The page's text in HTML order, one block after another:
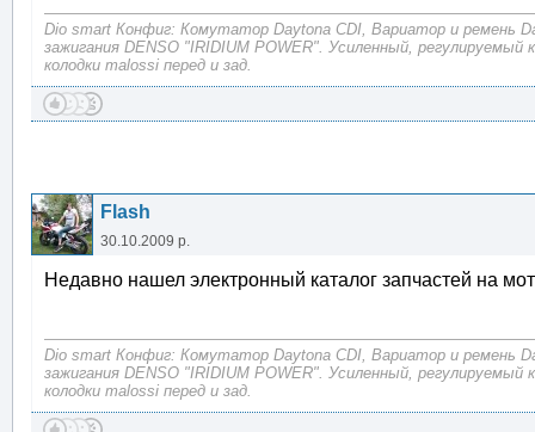
Dio smart Конфиг: Комутатор Daytona CDI, Вариатор и ремень
зажигания DENSO "IRIDIUM POWER". Усиленный,
колодки malossi перед и зад.
Flash
30.10.2009 р.
Недавно нашел электронный каталог запчастей на
Dio smart Конфиг: Комутатор Daytona CDI, Вариатор и ремень
зажигания DENSO "IRIDIUM POWER". Усиленный,
колодки malossi перед и зад.